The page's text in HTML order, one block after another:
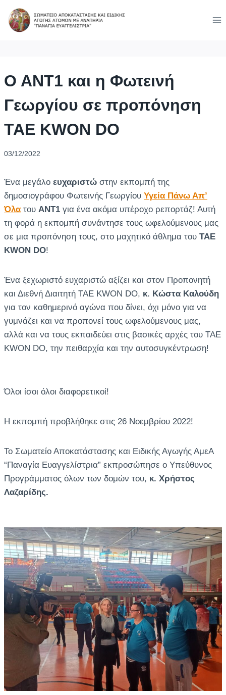
content
Ο ΑΝΤ1 και η Φωτεινή
Γεωργίου σε προπόνηση
TAE KWON DO
03/12/2022
Ένα μεγάλο ευχαριστώ στην εκπομπή της
δημοσιογράφου Φωτεινής Γεωργίου Υγεία Πάνω Απ’
Όλα του ΑΝΤ1 για ένα ακόμα υπέροχο ρεπορτάζ! Αυτή
τη φορά η εκπομπή συνάντησε τους ωφελούμενους μας
σε μια προπόνηση τους, στο μαχητικό άθλημα του TAE
KWON DO!
Ένα ξεχωριστό ευχαριστώ αξίζει και στον Προπονητή
και Διεθνή Διαιτητή TAE KWON DO, κ. Κώστα Καλούδη
για τον καθημερινό αγώνα που δίνει, όχι μόνο για να
γυμνάζει και να προπονεί τους ωφελούμενους μας,
αλλά και να τους εκπαιδεύει στις βασικές αρχές του TAE
KWON DO, την πειθαρχία και την αυτοσυγκέντρωση!
Όλοι ίσοι όλοι διαφορετικοί!
Η εκπομπή προβλήθηκε στις 26 Νοεμβρίου 2022!
Το Σωματείο Αποκατάστασης και Ειδικής Αγωγής ΑμεΑ
“Παναγία Ευαγγελίστρια” εκπροσώπησε ο Υπεύθυνος
Προγράμματος όλων των δομών του, κ. Χρήστος
Λαζαρίδης.